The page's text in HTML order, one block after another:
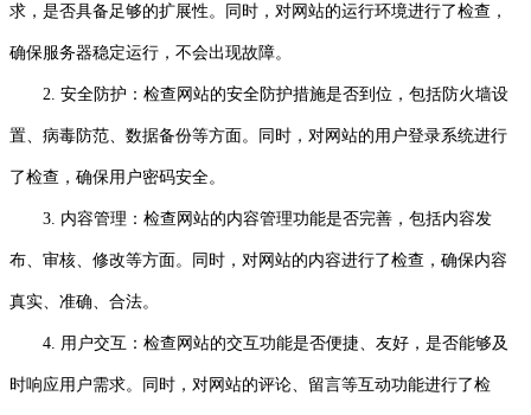
求，是否具备足够的扩展性。同时，对网站的运行环境进行了检查，
确保服务器稳定运行，不会出现故障。
2. 安全防护：检查网站的安全防护措施是否到位，包括防火墙设
置、病毒防范、数据备份等方面。同时，对网站的用户登录系统进行
了检查，确保用户密码安全。
3. 内容管理：检查网站的内容管理功能是否完善，包括内容发
布、审核、修改等方面。同时，对网站的内容进行了检查，确保内容
真实、准确、合法。
4. 用户交互：检查网站的交互功能是否便捷、友好，是否能够及
时响应用户需求。同时，对网站的评论、留言等互动功能进行了检